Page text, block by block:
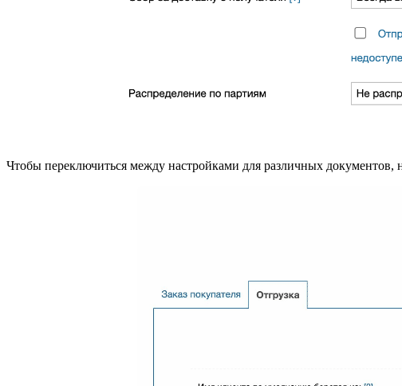
Чтобы переключиться между настройками для различных документов,